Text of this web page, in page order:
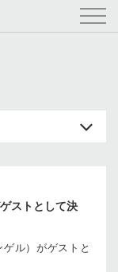
ストとして決
ル）がゲストと